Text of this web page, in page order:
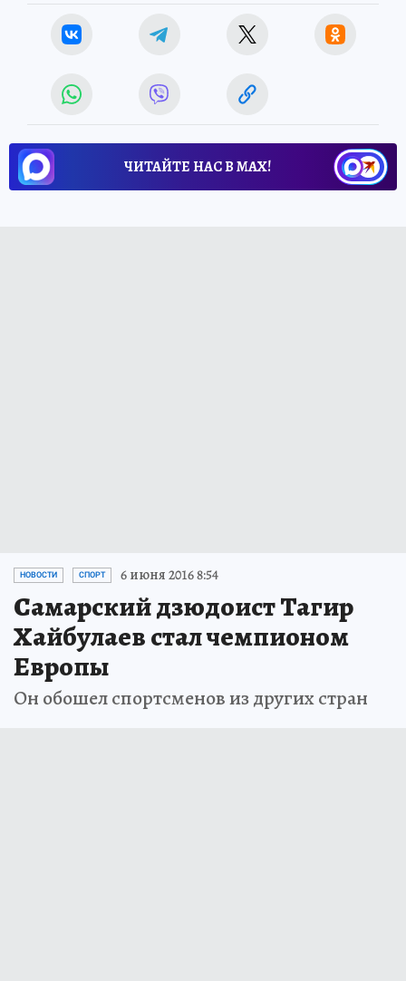
ЧИТАЙТЕ НАС В МАХ!
НОВОСТИ СПОРТ 6 июня 2016 8:54
Самарский дзюдоист Тагир
Хайбулаев стал чемпионом
Европы
Он обошел спортсменов из других стран